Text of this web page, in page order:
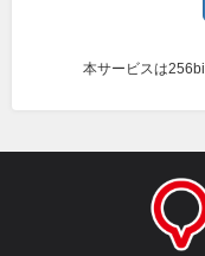
本サービスは